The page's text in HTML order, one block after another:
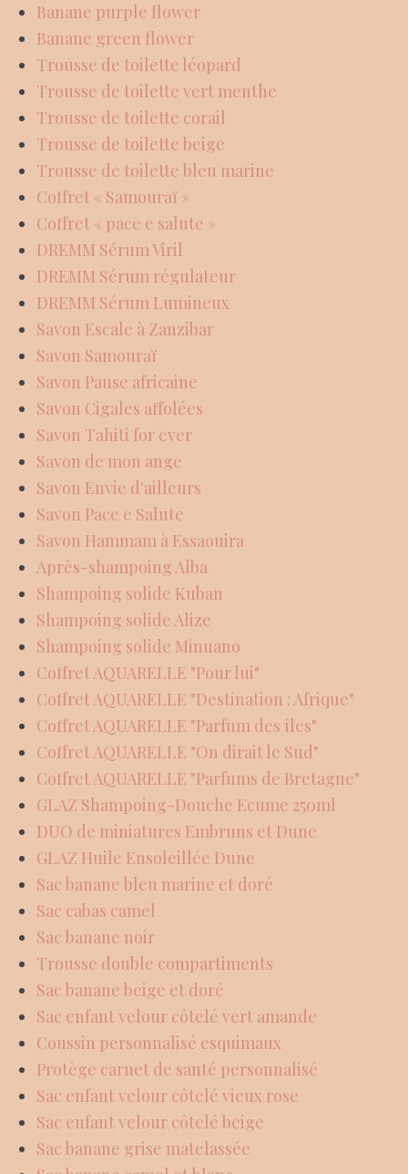
Banane purple flower
Banane green flower
Trousse de toilette léopard
Trousse de toilette vert menthe
Trousse de toilette corail
Trousse de toilette beige
Trousse de toilette bleu marine
Coffret « Samouraï »
Coffret « pace e salute »
DREMM Sérum Viril
DREMM Sérum régulateur
DREMM Sérum Lumineux
Savon Escale à Zanzibar
Savon Samouraï
Savon Pause africaine
Savon Cigales affolées
Savon Tahiti for ever
Savon de mon ange
Savon Envie d'ailleurs
Savon Pace e Salute
Savon Hammam à Essaouira
Après-shampoing Alba
Shampoing solide Kuban
Shampoing solide Alize
Shampoing solide Minuano
Coffret AQUARELLE "Pour lui"
Coffret AQUARELLE "Destination : Afrique"
Coffret AQUARELLE "Parfum des îles"
Coffret AQUARELLE "On dirait le Sud"
Coffret AQUARELLE "Parfums de Bretagne"
GLAZ Shampoing-Douche Ecume 250ml
DUO de miniatures Embruns et Dune
GLAZ Huile Ensoleillée Dune
Sac banane bleu marine et doré
Sac cabas camel
Sac banane noir
Trousse double compartiments
Sac banane beige et doré
Sac enfant velour côtelé vert amande
Coussin personnalisé esquimaux
Protège carnet de santé personnalisé
Sac enfant velour côtelé vieux rose
Sac enfant velour côtelé beige
Sac banane grise matelassée